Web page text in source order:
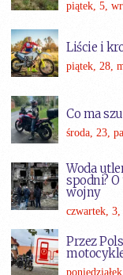
piątek, 5,
Liście i
piątek, 28,
Co ma
środa, 23,
Woda
spodni?
wojny
czwartek, 3,
Przez